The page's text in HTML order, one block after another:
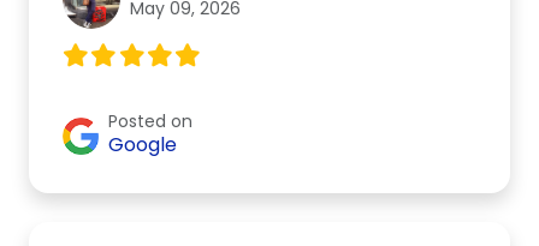
May 09, 2026
Posted on
Google